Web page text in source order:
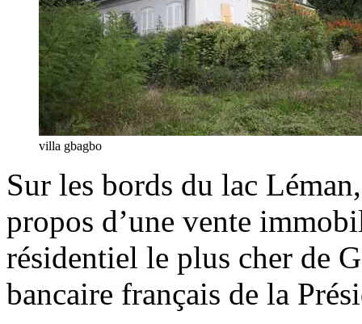
villa gbagbo
Sur les bords du lac
propos d’une vente
résidentiel le plus cher de
bancaire français de la